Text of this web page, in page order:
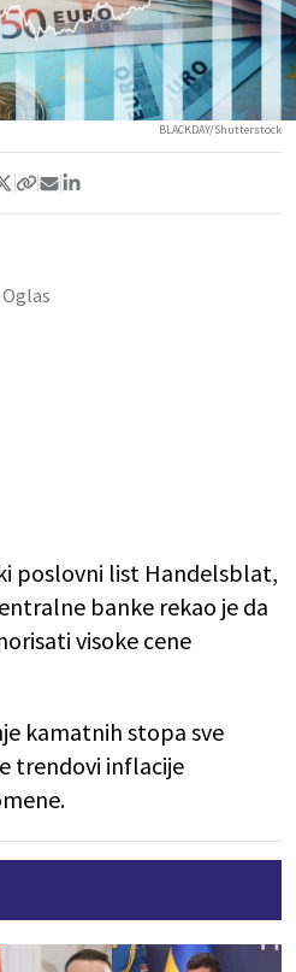
BLACKDAY/Shutterstock
poslovni list Handelsblat,
banke rekao je da
visoke cene
kamatnih stopa sve
trendovi inflacije